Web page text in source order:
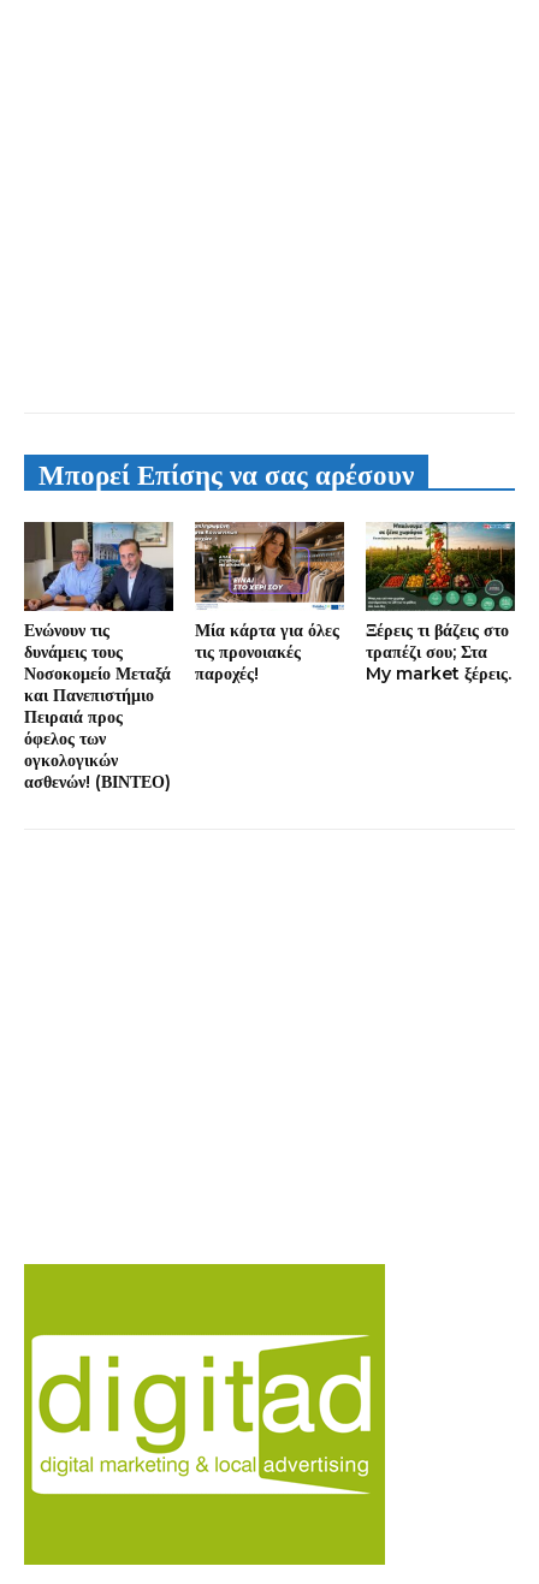
Μπορεί Επίσης να σας αρέσουν
Ενώνουν τις
δυνάμεις τους
Νοσοκομείο Μεταξά
και Πανεπιστήμιο
Πειραιά προς
όφελος των
ογκολογικών
ασθενών! (ΒΙΝΤΕΟ)
Μία κάρτα για όλες
τις προνοιακές
παροχές!
Ξέρεις τι βάζεις στο
τραπέζι σου; Στα
My market ξέρεις.